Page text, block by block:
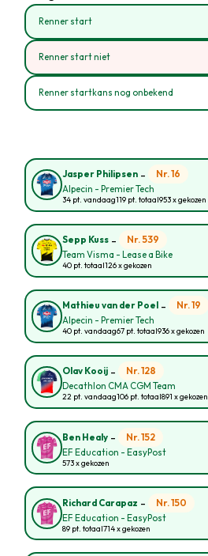
Renner start
Renner start niet
Renner startkans nog onbekend
Jasper Philipsen - Nr. 16
Alpecin - Premier Tech
34 pt. vandaag119 pt. totaal953 x gekozen
Sepp Kuss - Nr. 539
Team Visma - Lease a Bike
40 pt. totaal126 x gekozen
Mathieu van der Poel - Nr. 19
Alpecin - Premier Tech
40 pt. vandaag67 pt. totaal936 x gekozen
Olav Kooij - Nr. 128
Decathlon CMA CGM Team
22 pt. vandaag106 pt. totaal891 x gekozen
Ben Healy - Nr. 152
EF Education - EasyPost
573 x gekozen
Richard Carapaz - Nr. 150
EF Education - EasyPost
89 pt. totaal714 x gekozen